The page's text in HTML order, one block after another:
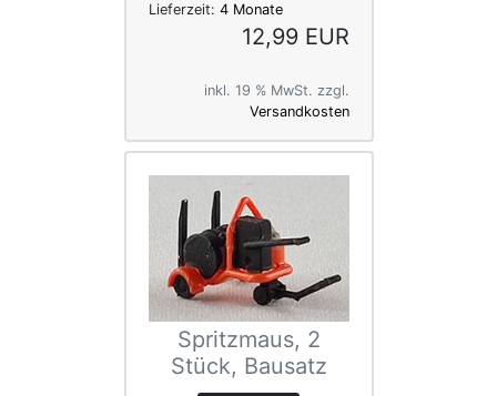
Lieferzeit: 4 Monate
12,99 EUR
inkl. 19 % MwSt. zzgl.
Versandkosten
Spritzmaus, 2
Stück, Bausatz